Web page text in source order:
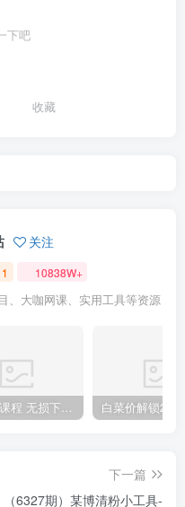
下吧
收藏
关注
1 10838W+
、大咖网课、实用工具等资源
全网VIP课程 无损下载~.~
下一篇
（6327期）某博清粉小工具-